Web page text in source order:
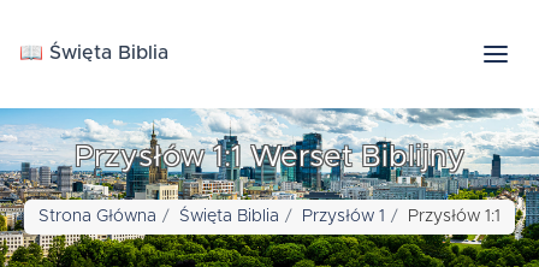
📖 Święta Biblia
Przysłów 1:1 Werset Biblijny
Strona Główna Święta Biblia Przysłów 1 Przysłów 1:1